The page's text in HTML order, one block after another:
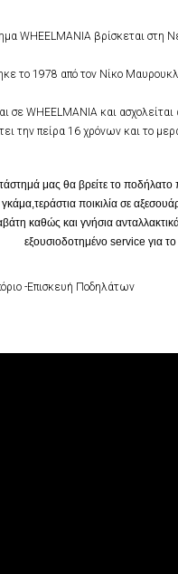
WHEELMANIA βρίσκεται στη
το 1978 από τον Νίκο
σε WHEELMANIA και
την πείρα 16 χρόνων και το
μας θα βρείτε το ποδήλατο
ποικιλία σε
καθώς και γνήσια
εξουσιοδοτημένο service για
-Επισκευή Ποδηλάτων